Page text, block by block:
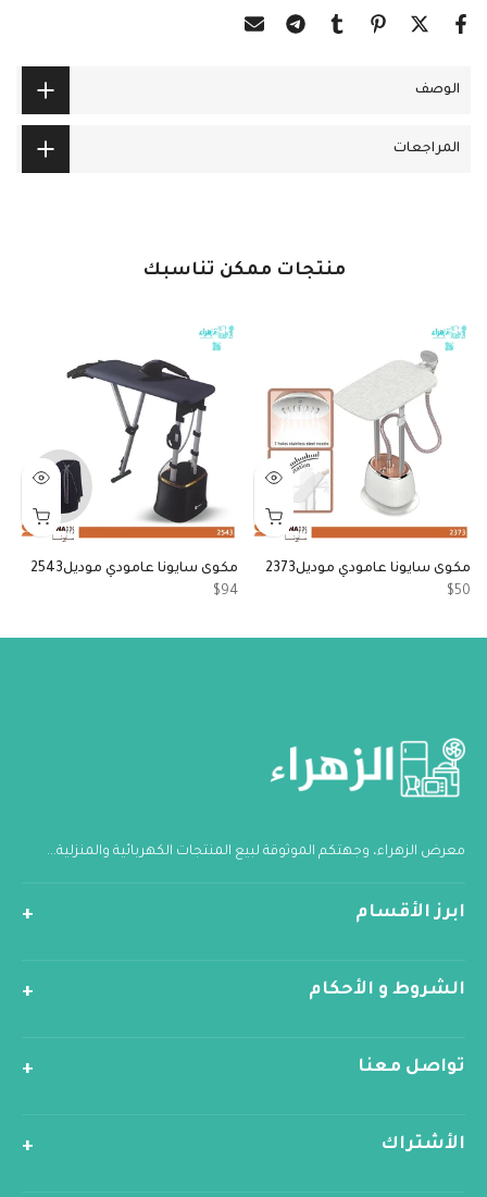
الوصف
المراجعات
منتجات ممكن تناسبك
مكوى سايونا عامودي موديل2373
$50
مكوى سايونا عامودي موديل2543
$94
معرض الزهراء، وجهتكم الموثوقة لبيع المنتجات الكهربائية والمنزلية...
ابرز الأقسام
الشروط و الأحكام
تواصل معنا
الأشتراك